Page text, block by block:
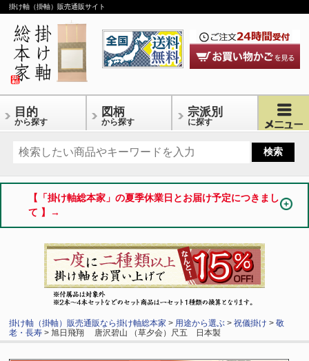
掛け軸（掛軸）販売通販サイト
目的
から探す
図柄
から探す
宗派別
に探す
【「掛け軸総本家」の夏季休業日とお届け予定につきまし
て 】→
掛け軸（掛軸）販売通販なら掛け軸総本家 > 用途から選ぶ >祝儀掛け >敬
老・長寿 > 旭日飛翔 唐沢碧山 （草夕会）尺五 日本製